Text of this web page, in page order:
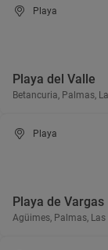
Playa
Playa del Valle
Betancuria, Palmas,
Playa
Playa de Vargas
Agüimes, Palmas, Las